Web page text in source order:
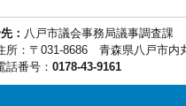
： 八戸市議会事務局議事調査課
8686 青森県八戸市内丸
： 0178-43-9161